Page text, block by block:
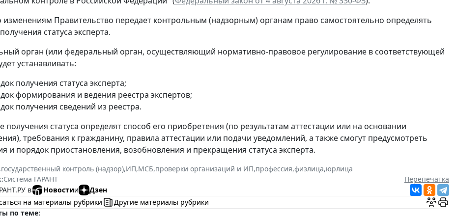
изменениям Правительство передает контрольным (надзорным) органам право самостоятельно определять
статуса эксперта.
орган (или федеральный орган, осуществляющий нормативно-правовое регулирование в соответствующей
устанавливать:
получения статуса эксперта;
формирования и ведения реестра экспертов;
получения сведений из реестра.
получения статуса определят способ его приобретения (по результатам аттестации или на основании
требования к гражданину, правила аттестации или подачи уведомлений, а также смогут предусмотреть
и порядок приостановления, возобновления и прекращения статуса эксперта.
,государственный контроль (надзор),ИП,МСБ,проверки организаций и ИП,профессия,физлица,юрлица
Система ГАРАНТ
Перепечатка
в
Новостии
Дзен
на материалы рубрики
Другие материалы рубрики
по теме: